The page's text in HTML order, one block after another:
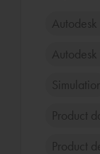
Autodesk
Product
Product